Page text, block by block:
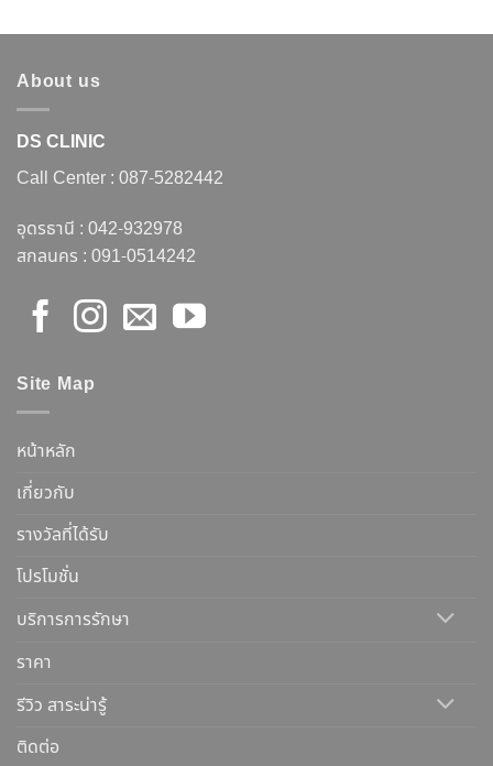
About us
DS CLINIC
Call Center : 087-5282442
อุดรธานี : 042-932978
สกลนคร : 091-0514242
Site Map
หน้าหลัก
เกี่ยวกับ
รางวัลที่ได้รับ
โปรโมชั่น
บริการการรักษา
ราคา
รีวิว สาระน่ารู้
ติดต่อ